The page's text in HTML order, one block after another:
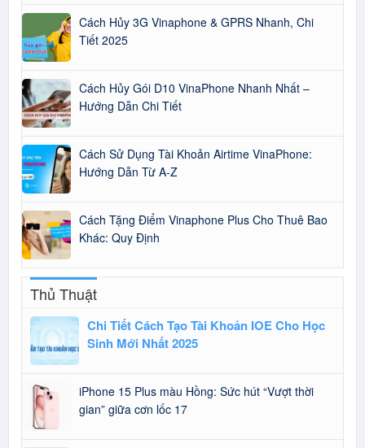
Cách Hủy 3G Vinaphone & GPRS Nhanh, Chi
Tiết 2025
Cách Hủy Gói D10 VinaPhone Nhanh Nhất –
Hướng Dẫn Chi Tiết
Cách Sử Dụng Tài Khoản Airtime VinaPhone:
Hướng Dẫn Từ A-Z
Cách Tặng Điểm Vinaphone Plus Cho Thuê Bao
Khác: Quy Định
Thủ Thuật
Chi Tiết Cách Tạo Tài Khoản IOE Cho Học
Sinh Mới Nhất 2025
iPhone 15 Plus màu Hồng: Sức hút “Vượt thời
gian” giữa cơn lốc 17